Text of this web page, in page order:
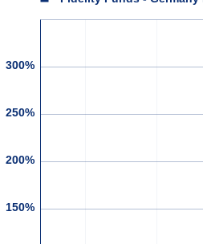
150%
200%
250%
300%